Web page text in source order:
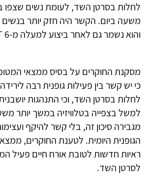
לחלות בסרטן השד, לעומת נשים שצפו
משעה ביום. הקשר היה חזק יותר בנשים
והוא נשמר גם לאחר ביצוע למעלה מ-6 MET בשבוע.
מסקנת החוקרים על בסיס ממצאי
כי יש קשר בין פעילות גופנית רבה
לחלות בסרטן השד, וכי התנהגות
למשל בצפייה בטלוויזיה במשך יותר
מגבירה סיכון זה, בלי קשר להיקף
הגופנית היומית. לטענת החוקרים,
ראיות חדשות לטובת אורח חיים פעיל
לסרטן השד.